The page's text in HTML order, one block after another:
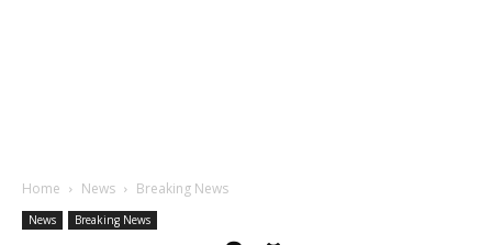
Home News Breaking News
News Breaking News